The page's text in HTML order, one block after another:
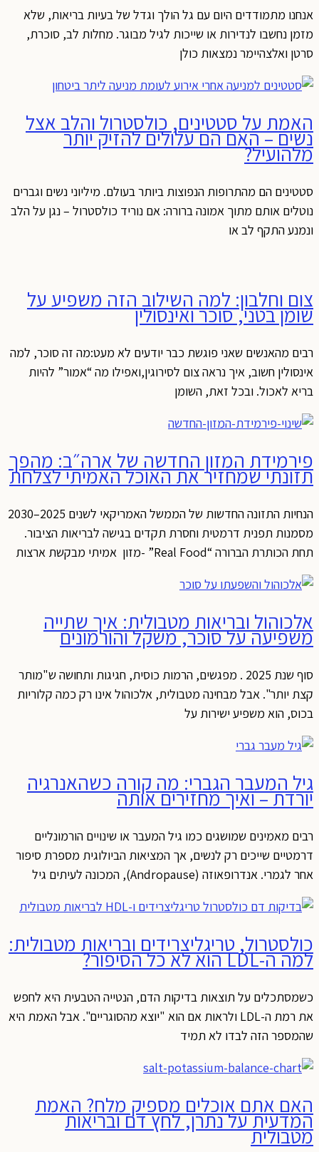
אנחנו מתמודדים היום עם גל הולך וגדל של בעיות בריאות, שלא
מזמן נחשבו לנדירות או שייכות לגיל מבוגר. מחלות לב, סוכרת,
סרטן ואלצהיימר נמצאות כולן
האמת על סטטינים, כולסטרול והלב אצל
נשים – האם הם עלולים להזיק יותר
מלהועיל?
סטטינים הם מהתרופות הנפוצות ביותר בעולם. מיליוני נשים וגברים
נוטלים אותם מתוך אמונה ברורה: אם נוריד כולסטרול – נגן על הלב
ונמנע התקף לב או
צום וחלבון: למה השילוב הזה משפיע על
שומן בטני, סוכר ואינסולין
רבים מהאנשים שאני פוגשת כבר יודעים לא מעט:מה זה סוכר, למה
אינסולין חשוב, איך נראה צום לסירוגין,ואפילו מה “אמור” להיות
בריא לאכול. ובכל זאת, השומן
פירמידת המזון החדשה של ארה״ב: מהפך
תזונתי שמחזיר את האוכל האמיתי לצלחת
הנחיות התזונה החדשות של הממשל האמריקאי לשנים 2025–2030
מסמנות תפנית דרמטית וחסרת תקדים בגישה לבריאות הציבור.
תחת הכותרת הברורה “Real Food” -מזון אמיתי מבקשת ארצות
אלכוהול ובריאות מטבולית: איך שתייה
משפיעה על סוכר, משקל והורמונים
סוף שנת 2025 . מפגשים, הרמות כוסית, חגיגות ותחושה ש"מותר
קצת יותר". אבל מבחינה מטבולית, אלכוהול אינו רק כמה קלוריות
בכוס, הוא משפיע ישירות על
גיל המעבר הגברי: מה קורה כשהאנרגיה
יורדת – ואיך מחזירים אותה
רבים מאמינים שמושגים כמו גיל המעבר או שינויים הורמונליים
דרמטיים שייכים רק לנשים, אך המציאות הביולוגית מספרת סיפור
אחר לגמרי. אנדרופאוזה (Andropause), המכונה לעיתים גיל
כולסטרול, טריגליצרידים ובריאות מטבולית:
למה ה-LDL הוא לא כל הסיפור?
כשמסתכלים על תוצאות בדיקות הדם, הנטייה הטבעית היא לחפש
את רמת ה-LDL ולראות אם הוא "יוצא מהסוגריים". אבל האמת היא
שהמספר הזה לבדו לא תמיד
האם אתם אוכלים מספיק מלח? האמת
המדעית על נתרן, לחץ דם ובריאות
מטבולית